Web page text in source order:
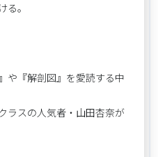
。
や『解剖図』を愛読する中
ラスの人気者・山田杏奈が